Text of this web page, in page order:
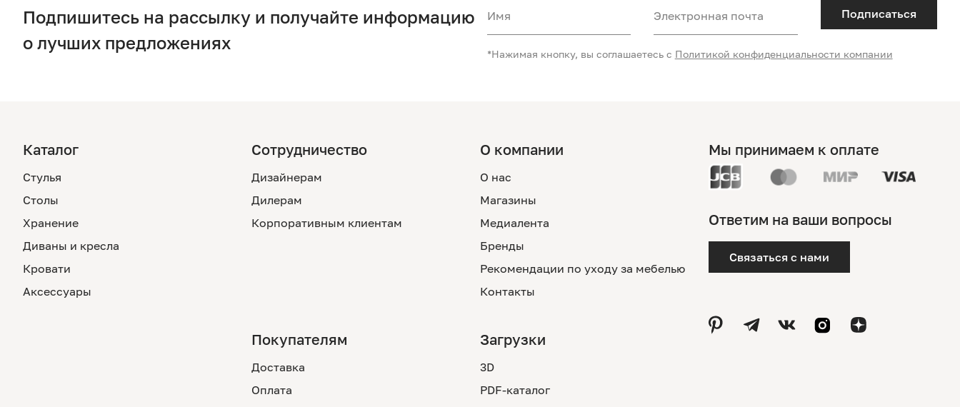
Подпишитесь на рассылку и получайте информацию
о лучших предложениях
Имя Электронная почта Подписаться
*Нажимая кнопку, вы соглашаетесь с Политикой конфиденциальности компании
Каталог
Стулья
Столы
Хранение
Диваны и кресла
Кровати
Аксессуары
Сотрудничество
Дизайнерам
Дилерам
Корпоративным клиентам
О компании
О нас
Магазины
Медиалента
Бренды
Рекомендации по уходу за мебелью
Контакты
Покупателям
Доставка
Оплата
Загрузки
3D
PDF-каталог
Мы принимаем к оплате
Ответим на ваши вопросы
Связаться с нами